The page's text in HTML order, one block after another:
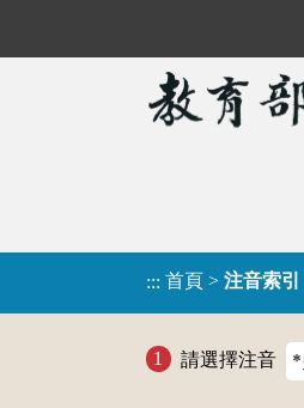
::: 首頁 > 注音索引
請選擇注音